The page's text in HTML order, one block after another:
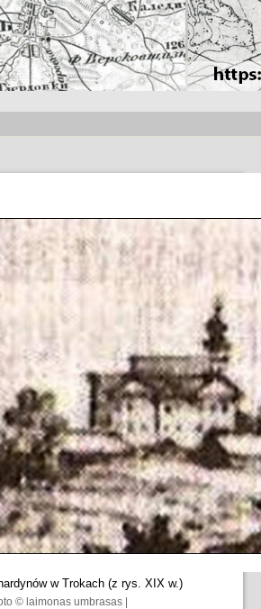
w Trokach (z rys. XIX w.)
© laimonas umbrasas |